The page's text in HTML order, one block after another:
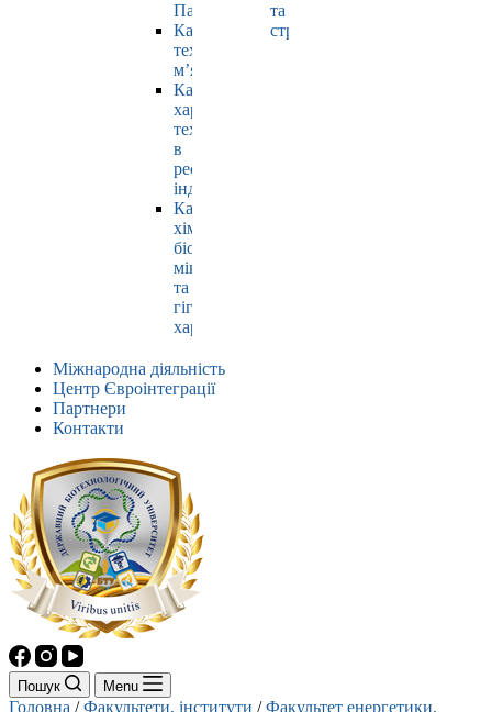
Павлюк
Кафедра
технології
м’яса
Кафедра
харчових
технологій
в
ресторанній
індустрії
Кафедра
хімії,
біохімії,
мікробіології
та
гігієни
харчування
та
страхування
Міжнародна діяльність
Центр Євроінтеграції
Партнери
Контакти
Пошук Menu
Головна /Факультети, інститути /Факультет енергетики,